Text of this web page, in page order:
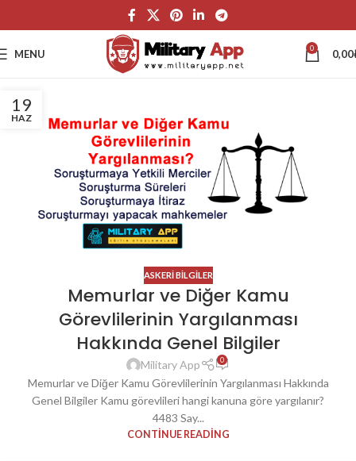
MENU 0 0,00
19
HAZ
ASKERI BILGILER
Memurlar ve Diğer Kamu
Görevlilerinin Yargılanması
Hakkında Genel Bilgiler
Military App 0
Memurlar ve Diğer Kamu Görevlilerinin Yargılanması Hakkında
Genel Bilgiler Kamu görevlileri hangi kanuna göre yargılanır?
4483 Say...
CONTINUE READING